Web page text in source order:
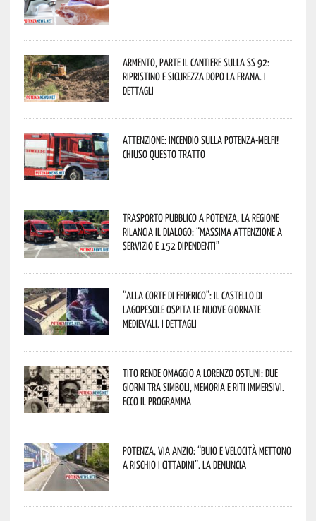
Armento, parte il cantiere sulla SS 92:
ripristino e sicurezza dopo la frana. I
dettagli
Attenzione: incendio sulla Potenza-Melfi!
Chiuso questo tratto
Trasporto pubblico a Potenza, la Regione
rilancia il dialogo: “Massima attenzione a
servizio e 152 dipendenti”
“Alla corte di Federico”: il Castello di
Lagopesole ospita le nuove Giornate
Medievali. I dettagli
Tito rende omaggio a Lorenzo Ostuni: due
giorni tra simboli, memoria e riti immersivi.
Ecco il programma
Potenza, Via Anzio: “Buio e velocità mettono
a rischio i cittadini”. La denuncia